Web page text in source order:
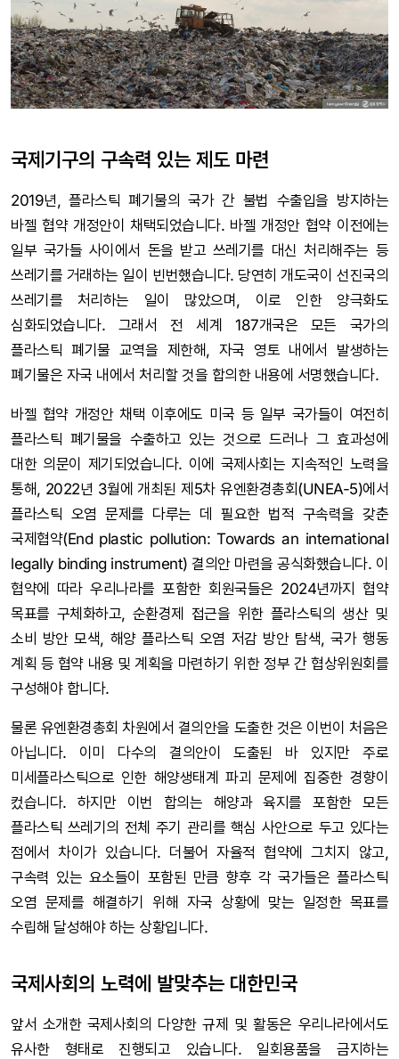
국제기구의 구속력 있는 제도 마련
2019년, 플라스틱 폐기물의 국가 간 불법 수출입을 방지하는
바젤 협약 개정안이 채택되었습니다. 바젤 개정안 협약 이전에는
일부 국가들 사이에서 돈을 받고 쓰레기를 대신 처리해주는 등
쓰레기를 거래하는 일이 빈번했습니다. 당연히 개도국이 선진국의
쓰레기를 처리하는 일이 많았으며, 이로 인한 양극화도
심화되었습니다. 그래서 전 세계 187개국은 모든 국가의
플라스틱 폐기물 교역을 제한해, 자국 영토 내에서 발생하는
폐기물은 자국 내에서 처리할 것을 합의한 내용에 서명했습니다.
바젤 협약 개정안 채택 이후에도 미국 등 일부 국가들이 여전히
플라스틱 폐기물을 수출하고 있는 것으로 드러나 그 효과성에
대한 의문이 제기되었습니다. 이에 국제사회는 지속적인 노력을
통해, 2022년 3월에 개최된 제5차 유엔환경총회(UNEA-5)에서
플라스틱 오염 문제를 다루는 데 필요한 법적 구속력을 갖춘
국제협약(End plastic pollution: Towards an international
legally binding instrument) 결의안 마련을 공식화했습니다. 이
협약에 따라 우리나라를 포함한 회원국들은 2024년까지 협약
목표를 구체화하고, 순환경제 접근을 위한 플라스틱의 생산 및
소비 방안 모색, 해양 플라스틱 오염 저감 방안 탐색, 국가 행동
계획 등 협약 내용 및 계획을 마련하기 위한 정부 간 협상위원회를
구성해야 합니다.
물론 유엔환경총회 차원에서 결의안을 도출한 것은 이번이 처음은
아닙니다. 이미 다수의 결의안이 도출된 바 있지만 주로
미세플라스틱으로 인한 해양생태계 파괴 문제에 집중한 경향이
컸습니다. 하지만 이번 합의는 해양과 육지를 포함한 모든
플라스틱 쓰레기의 전체 주기 관리를 핵심 사안으로 두고 있다는
점에서 차이가 있습니다. 더불어 자율적 협약에 그치지 않고,
구속력 있는 요소들이 포함된 만큼 향후 각 국가들은 플라스틱
오염 문제를 해결하기 위해 자국 상황에 맞는 일정한 목표를
수립해 달성해야 하는 상황입니다.
국제사회의 노력에 발맞추는 대한민국
앞서 소개한 국제사회의 다양한 규제 및 활동은 우리나라에서도
유사한 형태로 진행되고 있습니다. 일회용품을 금지하는